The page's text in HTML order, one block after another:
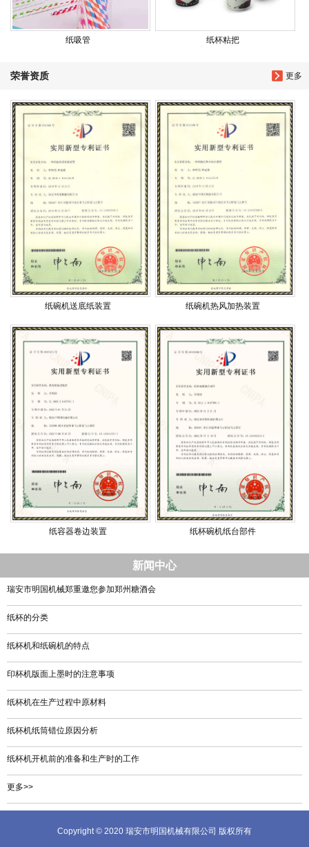
纸吸管 纸杯粘把
更多
荣誉资质
纸碗机送底纸装置 纸碗机热风加热装置
纸容器卷边装置 纸杯碗机纸台部件
新闻中心
瑞安市明国机械郑重邀您参加郑州糖酒会
纸杯的分类
纸杯机和纸碗机的特点
印杯机版面上墨时的注意事项
纸杯机在生产过程中原材料
纸杯机纸筒错位原因分析
纸杯机开机前的准备和生产时的工作
更多>>
Copyright © 2020 瑞安市明国机械有限公司 版权所有